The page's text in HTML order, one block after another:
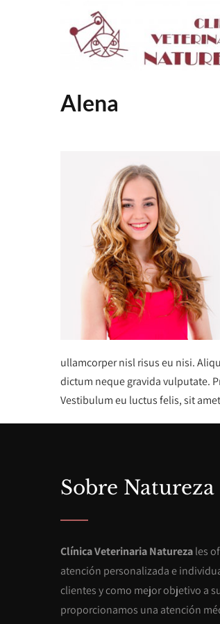
Alena
ullamcorper nisl risus eu nisi.
dictum neque gravida vulputate.
Vestibulum eu luctus felis, sit
Sobre Natureza
Clínica Veterinaria Naturezales
atención personalizada e
clientes y como mejor objetivo a
proporcionamos una atención